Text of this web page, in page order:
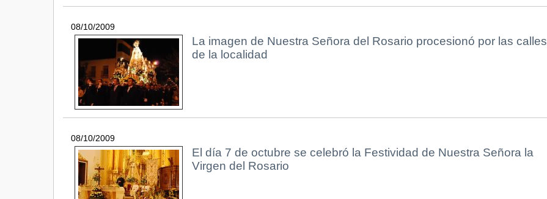
08/10/2009
La imagen de Nuestra Señora del Rosario procesionó por las calles
de la localidad
08/10/2009
El día 7 de octubre se celebró la Festividad de Nuestra Señora la
Virgen del Rosario